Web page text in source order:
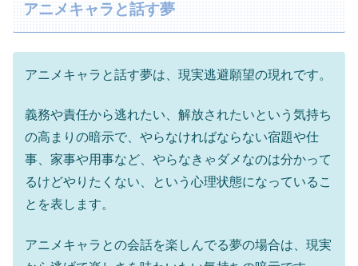
アニメキャラと話す夢
アニメキャラと話す夢は、現実逃避願望の現れです。
義務や責任から逃れたい、解放されたいという気持ち
の高まりの暗示で、やらなければならない宿題や仕
事、家事や用事など、やらなきゃダメなのは分かって
るけどやりたくない、という心理状態になっているこ
とを表します。
アニメキャラとの会話を楽しんでる夢の場合は、現実